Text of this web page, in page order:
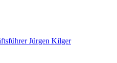
Jürgen Kilger